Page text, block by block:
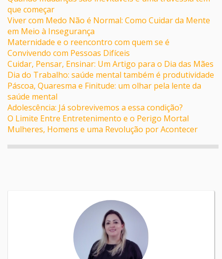
que começar
Viver com Medo Não é Normal: Como Cuidar da Mente
em Meio à Insegurança
Maternidade e o reencontro com quem se é
Convivendo com Pessoas Difíceis
Cuidar, Pensar, Ensinar: Um Artigo para o Dia das Mães
Dia do Trabalho: saúde mental também é produtividade
Páscoa, Quaresma e Finitude: um olhar pela lente da
saúde mental
Adolescência: Já sobrevivemos a essa condição?
O Limite Entre Entretenimento e o Perigo Mortal
Mulheres, Homens e uma Revolução por Acontecer